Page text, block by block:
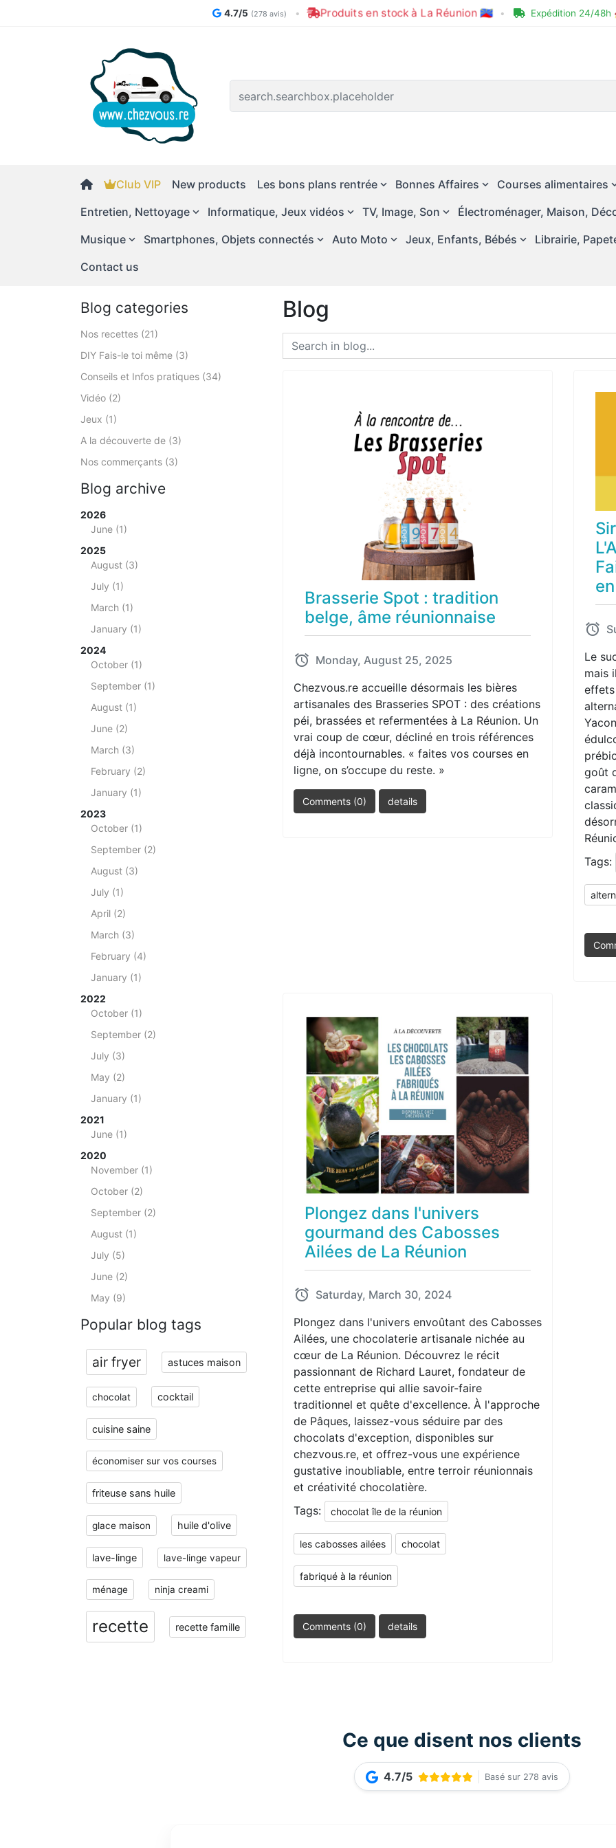
4.7/5 (278 avis) • Produits en stock à La Réunion 🇷🇪 • Expédition 24/48h
Club VIP New products Les bons plans rentrée Bonnes Affaires Courses alimentaires
Entretien, Nettoyage
Informatique, Jeux vidéos TV, Image, Son Électroménager, Maison,
Musique
Smartphones, Objets connectés Auto Moto Jeux, Enfants, Bébés Librairie,
Contact us
Blog categories
Nos recettes (21)
DIY Fais-le toi même (3)
Conseils et Infos pratiques (34)
Vidéo (2)
Jeux (1)
A la découverte de (3)
Nos commerçants (3)
Blog archive
2026
June (1)
2025
August (3)
July (1)
March (1)
January (1)
2024
October (1)
September (1)
August (1)
June (2)
March (3)
February (2)
January (1)
2023
October (1)
September (2)
August (3)
July (1)
April (2)
March (3)
February (4)
January (1)
2022
October (1)
September (2)
July (3)
May (2)
January (1)
2021
June (1)
2020
November (1)
October (2)
September (2)
August (1)
July (5)
June (2)
May (9)
Popular blog tags
air fryer astuces maison
chocolat cocktail
cuisine saine
économiser sur vos courses
friteuse sans huile
glace maison huile d'olive
lave-linge lave-linge vapeur
ménage ninja creami
recette recette famille
Blog
Brasserie Spot : tradition
belge, âme réunionnaise
Monday, August 25, 2025
Chezvous.re accueille désormais les bières
artisanales des Brasseries SPOT : des créations
péi, brassées et refermentées à La Réunion. Un
vrai coup de cœur, décliné en trois références
déjà incontournables. « faites vos courses en
ligne, on s’occupe du reste. »
Comments (0) details
Le
mais
effets
goût
Tags:
Plongez dans l'univers
gourmand des Cabosses
Ailées de La Réunion
Saturday, March 30, 2024
Plongez dans l'univers envoûtant des Cabosses
Ailées, une chocolaterie artisanale nichée au
cœur de La Réunion. Découvrez le récit
passionnant de Richard Lauret, fondateur de
cette entreprise qui allie savoir-faire
traditionnel et quête d'excellence. À l'approche
de Pâques, laissez-vous séduire par des
chocolats d'exception, disponibles sur
chezvous.re, et offrez-vous une expérience
gustative inoubliable, entre terroir réunionnais
et créativité chocolatière.
Tags:
chocolat île de la réunion
les cabosses ailées chocolat
fabriqué à la réunion
Comments (0) details
Ce que disent nos clients
4.7/5 Basé sur 278 avis